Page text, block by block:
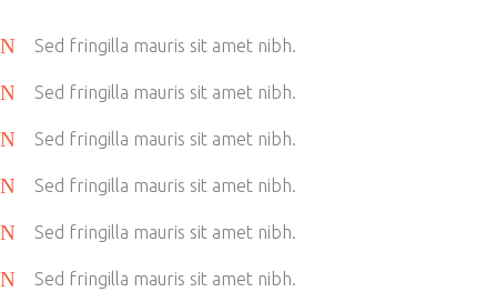
Sed fringilla mauris sit amet nibh.
Sed fringilla mauris sit amet nibh.
Sed fringilla mauris sit amet nibh.
Sed fringilla mauris sit amet nibh.
Sed fringilla mauris sit amet nibh.
Sed fringilla mauris sit amet nibh.